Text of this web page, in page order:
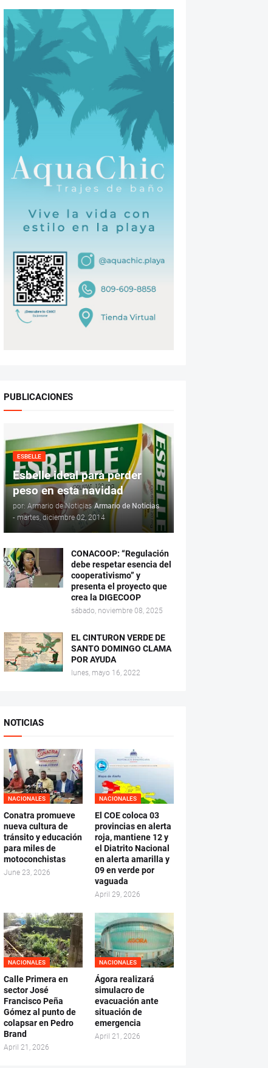
PUBLICACIONES
ESBELLE
Esbelle ideal para perder
peso en esta navidad
por: Armario de Noticias Armario de Noticias
- martes, diciembre 02, 2014
CONACOOP: “Regulación
debe respetar esencia del
cooperativismo” y
presenta el proyecto que
crea la DIGECOOP
sábado, noviembre 08, 2025
EL CINTURON VERDE DE
SANTO DOMINGO CLAMA
POR AYUDA
lunes, mayo 16, 2022
NOTICIAS
NACIONALES
Conatra promueve
nueva cultura de
tránsito y educación
para miles de
motoconchistas
June 23, 2026
NACIONALES
El COE coloca 03
provincias en alerta
roja, mantiene 12 y
el Diatrito Nacional
en alerta amarilla y
09 en verde por
vaguada
April 29, 2026
NACIONALES
Calle Primera en
sector José
Francisco Peña
Gómez al punto de
colapsar en Pedro
Brand
April 21, 2026
NACIONALES
Ágora realizará
simulacro de
evacuación ante
situación de
emergencia
April 21, 2026